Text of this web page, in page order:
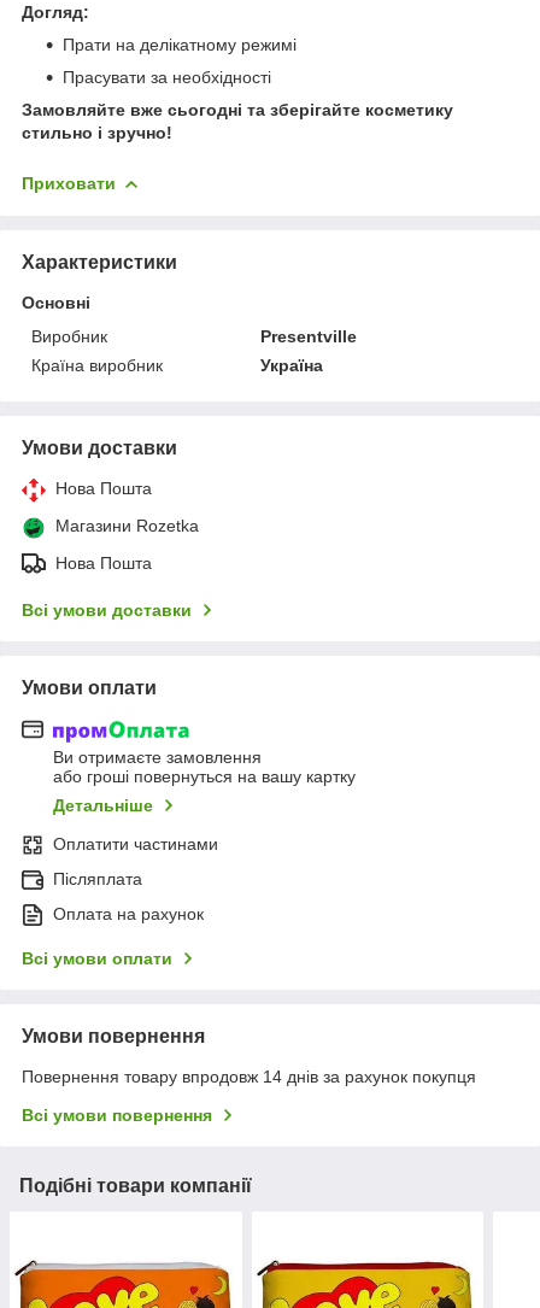
Догляд:
Прати на делікатному режимі
Прасувати за необхідності
Замовляйте вже сьогодні та зберігайте косметику
стильно і зручно!
Приховати
Характеристики
Основні
Виробник
Presentville
Країна виробник
Україна
Умови доставки
Нова Пошта
Магазини Rozetka
Нова Пошта
Всі умови доставки
Умови оплати
Ви отримаєте замовлення
або гроші повернуться на вашу картку
Детальніше
Оплатити частинами
Післяплата
Оплата на рахунок
Всі умови оплати
Умови повернення
Повернення товару впродовж 14 днів за рахунок покупця
Всі умови повернення
Подібні товари компанії